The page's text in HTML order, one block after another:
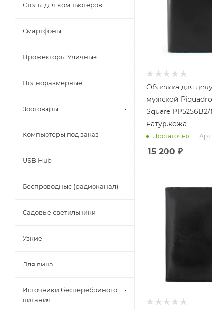
Обложка для
мужской
Square
натур.кожа
Достаточно
15 200 ₽
Столы для компьютеров
Смартфоны
Прожекторы Уличные
Полноразмерные
Зоотовары
Компьютеры под заказ
USB Hub
Беспроводные (радиоканал)
Садовые светильники
Узкие
Для вина
Источники бесперебойного
питания